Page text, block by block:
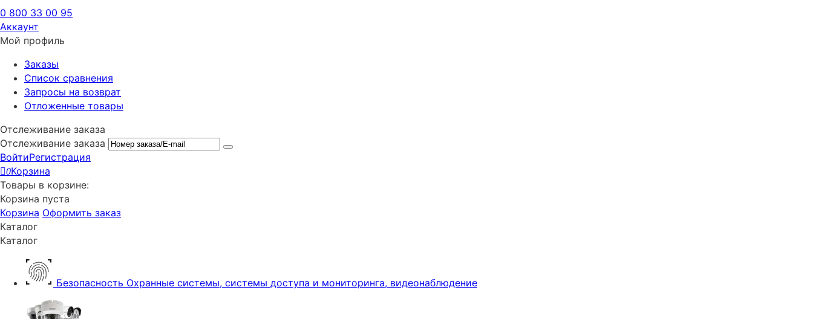
0 800 33 00 95
Аккаунт
Мой профиль
Заказы
Список сравнения
Запросы на возврат
Отложенные товары
Отслеживание заказа
Отслеживание заказа
ВойтиРегистрация
0Корзина
Товары в корзине:
Корзина пуста
Корзина Оформить заказ
Каталог
Каталог
Безопасность Охранные системы, системы доступа и мониторинга, видеонаблюдение